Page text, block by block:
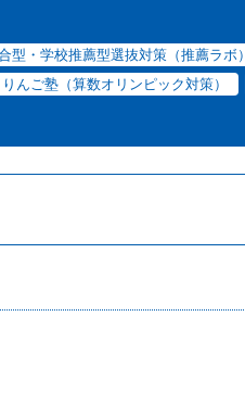
型・学校推薦型選抜対策（推薦ラボ）
りんご塾（算数オリンピック対策）